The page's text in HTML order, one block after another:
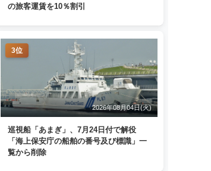
の旅客運賃を10％割引
3位
2026年08月04日(火)
巡視船「あまぎ」、7月24日付で解役
「海上保安庁の船舶の番号及び標識」一
覧から削除